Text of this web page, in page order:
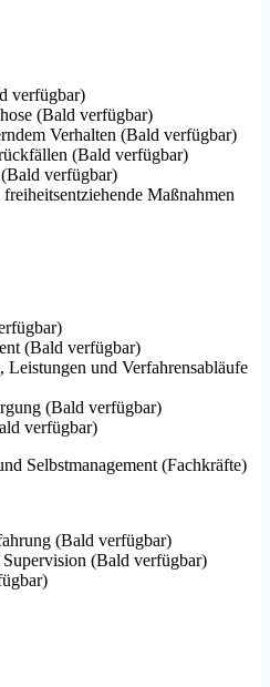
verfügbar)
(Bald verfügbar)
Verhalten (Bald verfügbar)
(Bald verfügbar)
(Bald verfügbar)
Maßnahmen
)
(Bald verfügbar)
Leistungen und Verfahrensabläufe
(Bald verfügbar)
verfügbar)
Selbstmanagement (Fachkräfte)
(Bald verfügbar)
(Bald verfügbar)
)